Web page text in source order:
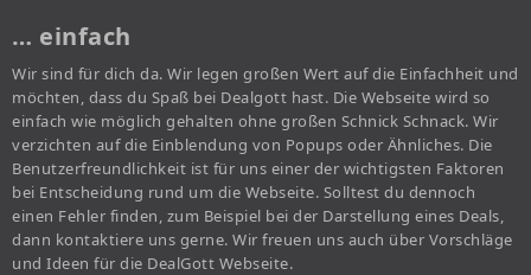
… einfach
Wir sind für dich da. Wir legen großen Wert auf die Einfachheit und
möchten, dass du Spaß bei Dealgott hast. Die Webseite wird so
einfach wie möglich gehalten ohne großen Schnick Schnack. Wir
verzichten auf die Einblendung von Popups oder Ähnliches. Die
Benutzerfreundlichkeit ist für uns einer der wichtigsten Faktoren
bei Entscheidung rund um die Webseite. Solltest du dennoch
einen Fehler finden, zum Beispiel bei der Darstellung eines Deals,
dann kontaktiere uns gerne. Wir freuen uns auch über Vorschläge
und Ideen für die DealGott Webseite.